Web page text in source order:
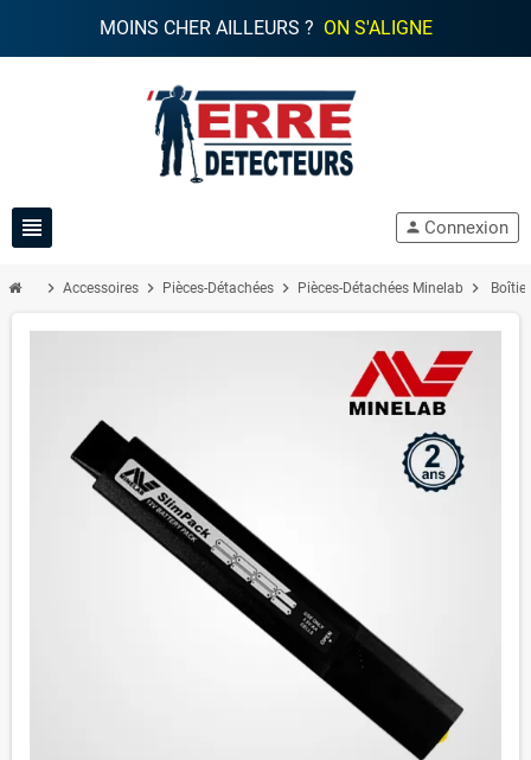
MOINS CHER AILLEURS ? ON S'ALIGNE
view_headline person Connexion
chevron_right Accessoires chevron_right Pièces-Détachées chevron_right Pièces-Détachées Minelab chevron_right